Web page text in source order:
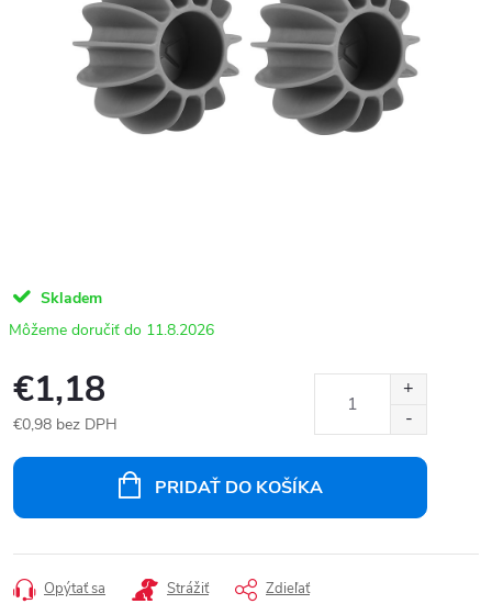
Skladem
11.8.2026
€1,18
€0,98 bez DPH
PRIDAŤ DO KOŠÍKA
Opýtať sa Strážiť Zdieľať